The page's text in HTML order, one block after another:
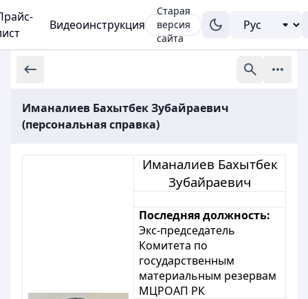
Видеоинструкция
Старая
версия
сайта
Иманалиев Бахытбек Зубайраевич
(персональная справка)
Иманалиев Бахытбек
Зубайраевич
Последняя должность:
Экс-председатель
Комитета по
государственным
материальным резервам
МЦРОАП РК